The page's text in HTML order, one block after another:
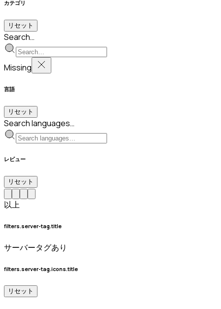
カテゴリ
リセット
Search…
Missing
言語
リセット
Search languages…
レビュー
リセット
以上
filters.server-tag.title
サーバータグあり
filters.server-tag.icons.title
リセット